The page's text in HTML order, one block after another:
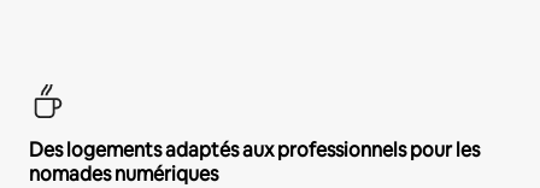
Des logements adaptés aux professionnels pour les
nomades numériques